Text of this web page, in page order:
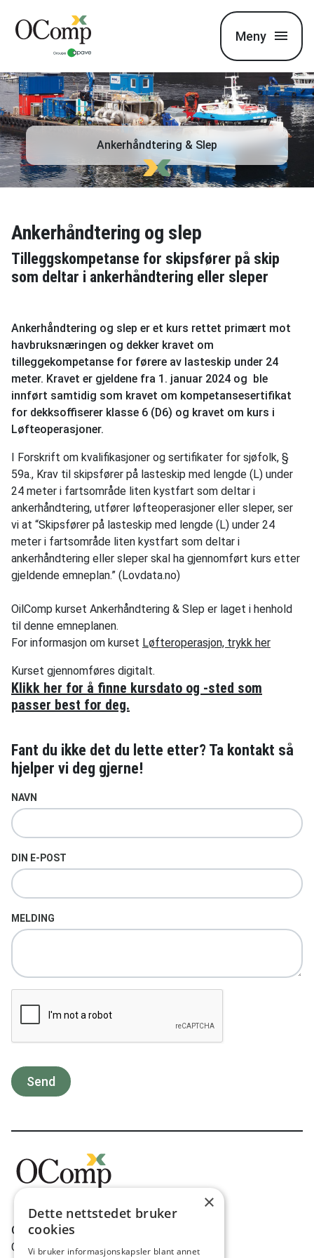
Meny
Ankerhåndtering & Slep
Ankerhåndtering og slep
Tilleggskompetanse for skipsfører på skip
som deltar i ankerhåndtering eller sleper
Ankerhåndtering og slep er et kurs rettet primært mot
havbruksnæringen og dekker kravet om
tilleggekompetanse for førere av lasteskip under 24
meter. Kravet er gjeldene fra 1. januar 2024 og ble
innført samtidig som kravet om kompetansesertifikat
for dekksoffiserer klasse 6 (D6) og kravet om kurs i
Løfteoperasjoner.
I Forskrift om kvalifikasjoner og sertifikater for sjøfolk, §
59a., Krav til skipsfører på lasteskip med lengde (L) under
24 meter i fartsområde liten kystfart som deltar i
ankerhåndtering, utfører løfteoperasjoner eller sleper, ser
vi at “Skipsfører på lasteskip med lengde (L) under 24
meter i fartsområde liten kystfart som deltar i
ankerhåndtering eller sleper skal ha gjennomført kurs etter
gjeldende emneplan.” (Lovdata.no)
OilComp kurset Ankerhåndtering & Slep er laget i henhold
til denne emneplanen.
For informasjon om kurset Løfteroperasjon, trykk her
Kurset gjennomføres digitalt.
Klikk her for å finne kursdato og -sted som
passer best for deg.
Fant du ikke det du lette etter? Ta kontakt så
hjelper vi deg gjerne!
NAVN
DIN E-POST
MELDING
Send
OComp AS
Gravdalsveien 262
×
Dette nettstedet bruker
cookies
Vi bruker informasjonskapsler blant annet